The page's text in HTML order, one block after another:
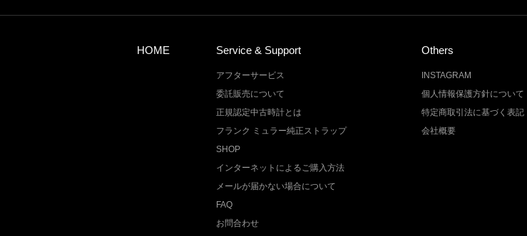
HOME Service & Support
アフターサービス
委託販売について
正規認定中古時計とは
フランク ミュラー純正ストラップ
SHOP
インターネットによるご購入方法
メールが届かない場合について
FAQ
お問合わせ
Others
INSTAGRAM
個人情報保護方針について
特定商取引法に基づく表記
会社概要